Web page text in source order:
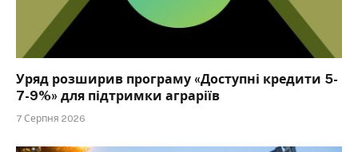
Уряд розширив програму «Доступні кредити 5-
7-9%» для підтримки аграріїв
7 Серпня 2026